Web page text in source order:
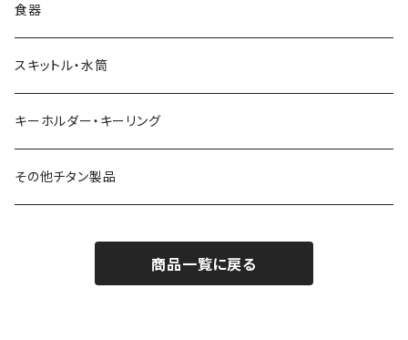
食器
スキットル・水筒
キーホルダー・キーリング
その他チタン製品
商品一覧に戻る